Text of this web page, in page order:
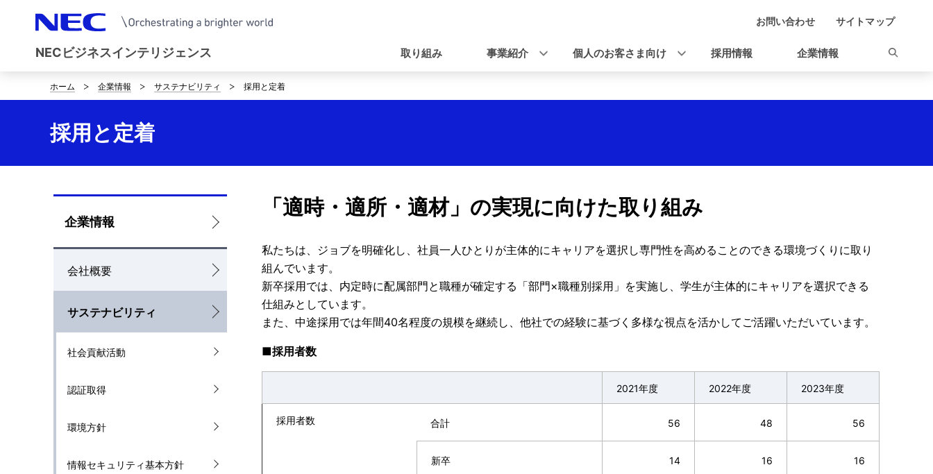
NECビジネスインテリジェンス
ビ
ゲ
ー
お問い合わせ サイトマップ
取り組み 事業紹介 個人のお客さま向け 採用情報 企業情報
D
i
s
l
y
g
ホーム 企業情報 サステナビリティ 採用と定着
採用と定着
o
l
企業情報
会社概要
サステナビリティ
社会貢献活動
認証取得
環境方針
情報セキュリティ基本方針
「適時・適所・適材」の実現に向けた取り組み
私たちは、ジョブを明確化し、社員一人ひとりが主体的にキャリアを選択し専門性を高めることのできる環境づくりに取り
組んでいます。
新卒採用では、内定時に配属部門と職種が確定する「部門×職種別採用」を実施し、学生が主体的にキャリアを選択できる
仕組みとしています。
また、中途採用では年間40名程度の規模を継続し、他社での経験に基づく多様な視点を活かしてご活躍いただいています。
■採用者数
2021年度 2022年度 2023年度
採用者数 合計 56 48 56
新卒 14 16 16